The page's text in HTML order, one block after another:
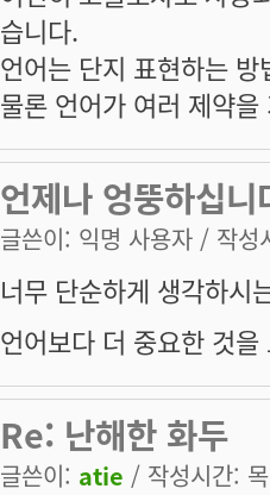
습니다.
언어는 단지 표현하는
물론 언어가 여러 제약
언제나 엉뚱하십
글쓴이: 익명 사용자 / 작성
너무 단순하게 생각하시
언어보다 더 중요한 것
Re: 난해한 화두
글쓴이: atie / 작성시간: